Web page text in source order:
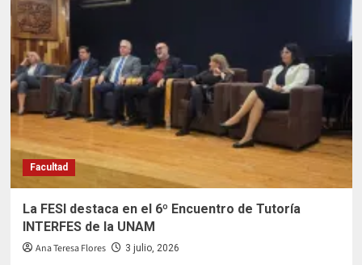
Facultad
La FESI destaca en el 6º Encuentro de Tutoría
INTERFES de la UNAM
Ana Teresa Flores 3 julio, 2026